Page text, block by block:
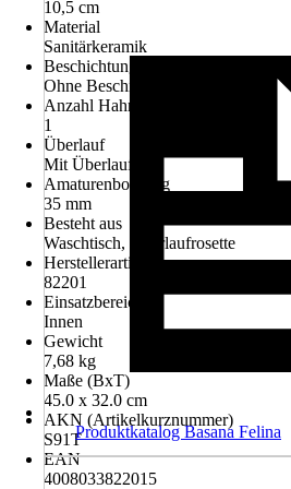
10,5 cm
Material
Sanitärkeramik
Beschichtung
Ohne Beschichtung
Anzahl Hahnlöcher
1
Überlauf
Mit Überlauf
Amaturenbohrung
35 mm
Besteht aus
Waschtisch, Überlaufrosette
Herstellerartikelnummer
82201
Einsatzbereich
Innen
Gewicht
7,68 kg
Maße (BxT)
45.0 x 32.0 cm
AKN (Artikelkurznummer)
S91T
EAN
4008033822015
Produktkatalog Basana Felina